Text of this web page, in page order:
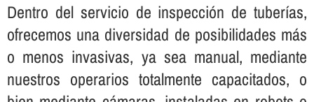
Dentro del servicio de inspección de tuberí­as,
ofrecemos una diversidad de posibilidades más
o menos invasivas, ya sea manual, mediante
nuestros operarios totalmente capacitados, o